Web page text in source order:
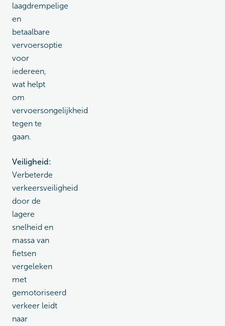
laagdrempelige
en
betaalbare
vervoersoptie
voor
iedereen,
wat helpt
om
vervoersongelijkheid
tegen te
gaan.
Veiligheid:
Verbeterde
verkeersveiligheid
door de
lagere
snelheid en
massa van
fietsen
vergeleken
met
gemotoriseerd
verkeer leidt
naar